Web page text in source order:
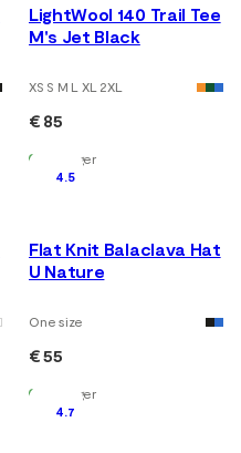
LightWool 140 Trail Tee
M's Jet Black
XS S M L XL 2XL
€ 85
Auf Lager
4.5
Flat Knit Balaclava Hat
U Nature
One size
€ 55
Auf Lager
4.7